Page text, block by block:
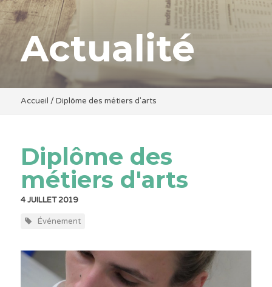
Actualité
Accueil / Diplôme des métiers d'arts
Diplôme des
métiers d'arts
4 JUILLET 2019
Événement